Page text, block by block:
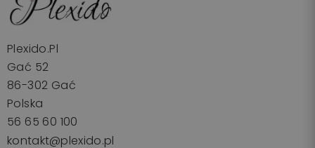
Plexido.pl
Gać 52
86-302 Gać
Polska
56 65 60 100
kontakt@plexido.pl